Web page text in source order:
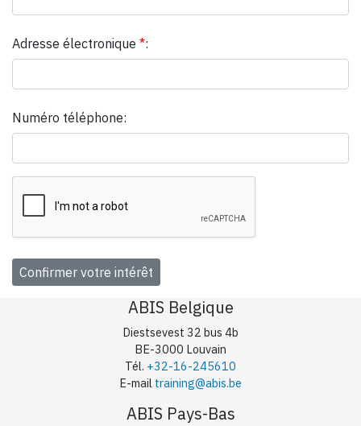
Adresse électronique *:
Numéro téléphone:
ABIS Belgique
Diestsevest 32 bus 4b
BE-3000 Louvain
Tél. +32-16-245610
E-mail training@abis.be
ABIS Pays-Bas